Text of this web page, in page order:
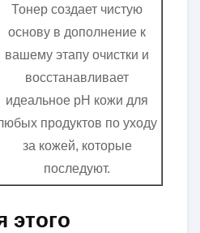
Тонер создает чистую
основу в дополнение к
вашему этапу очистки и
восстанавливает
идеальное pH кожи для
продуктов по уходу
за кожей, которые
последуют.
этого